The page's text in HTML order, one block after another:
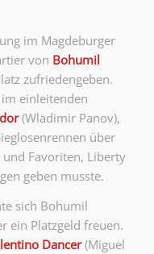
im Magdeburger
von Bohumil
zufriedengeben.
einleitenden
(Wladimir Panov),
über
Favoriten, Liberty
geben musste.
sich Bohumil
ein Platzgeld freuen.
Dancer(Miguel